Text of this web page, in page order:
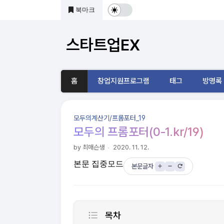
북마크 다
및
기
드
전
스타트업EX
홈 창업지원프로그램 태그 방명록
모두의계산기/프롬포터_19
모두의 프롬포터(0-1.kr/19)
by 최매슨생 2020. 11. 12.
본문 집중모드 본문글자
목차